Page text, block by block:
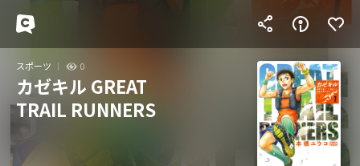
スポーツ 0
カゼキル GREAT
TRAIL RUNNERS